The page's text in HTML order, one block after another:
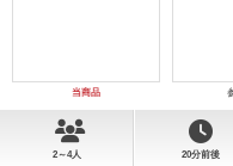
当商品
2～4人 20分前後